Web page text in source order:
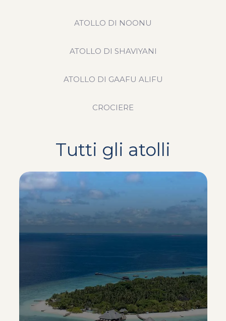
ATOLLO DI NOONU
ATOLLO DI SHAVIYANI
ATOLLO DI GAAFU ALIFU
CROCIERE
Tutti gli atolli